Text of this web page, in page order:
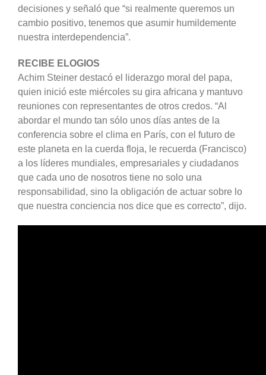
decisiones y señaló que “si realmente queremos un
cambio positivo, tenemos que asumir humildemente
nuestra interdependencia”.
RECIBE ELOGIOS
Achim Steiner destacó el liderazgo moral del papa,
quien inició este miércoles su gira africana y mantuvo
reuniones con representantes de otros credos. “Al
abordar el mundo tan sólo unos días antes de la
conferencia sobre el clima en París, con el futuro de
este planeta en la cuerda floja, le recuerda (Francisco)
a los líderes mundiales, empresariales y ciudadanos
que cada uno de nosotros tiene no solo una
responsabilidad, sino la obligación de actuar sobre lo
que nuestra conciencia nos dice que es correcto”, dijo.